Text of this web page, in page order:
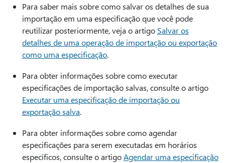
Para saber mais sobre como salvar os detalhes de sua
importação em uma especificação que você pode
reutilizar posteriormente, veja o artigo Salvar os
detalhes de uma operação de importação ou exportação
como uma especificação.
Para obter informações sobre como executar
especificações de importação salvas, consulte o artigo
Executar uma especificação de importação ou
exportação salva.
Para obter informações sobre como agendar
especificações para serem executadas em horários
específicos, consulte o artigoAgendar uma especificação